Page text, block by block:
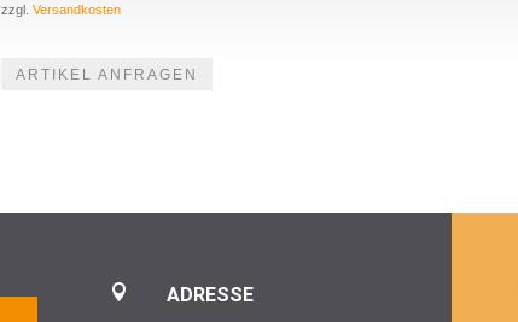
zzgl.Versandkosten
ARTIKEL ANFRAGEN
 ADRESSE